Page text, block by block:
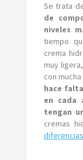
Se trata
de
niveles
tiempo
crema
muy
con
hace
en cada
tengan
cremas